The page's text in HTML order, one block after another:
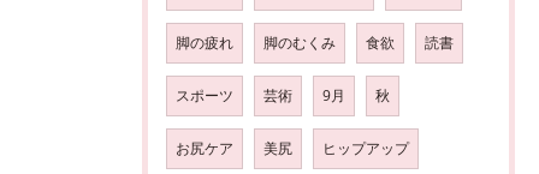
脚の疲れ 脚のむくみ 食欲 読書
スポーツ 芸術 9月 秋
お尻ケア 美尻 ヒップアップ